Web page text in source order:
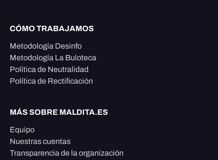
CÓMO TRABAJAMOS
Metodología Desinfo
Metodología La Buloteca
Política de Neutralidad
Política de Rectificación
MÁS SOBRE MALDITA.ES
Equipo
Nuestras cuentas
Transparencia de la organización